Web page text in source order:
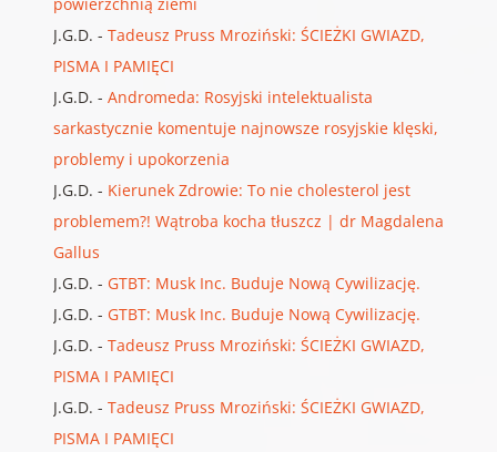
powierzchnią ziemi
J.G.D. - Tadeusz Pruss Mroziński: ŚCIEŻKI GWIAZD,
PISMA I PAMIĘCI
J.G.D. - Andromeda: Rosyjski intelektualista
sarkastycznie komentuje najnowsze rosyjskie klęski,
problemy i upokorzenia
J.G.D. - Kierunek Zdrowie: To nie cholesterol jest
problemem?! Wątroba kocha tłuszcz | dr Magdalena
Gallus
J.G.D. - GTBT: Musk Inc. Buduje Nową Cywilizację.
J.G.D. - GTBT: Musk Inc. Buduje Nową Cywilizację.
J.G.D. - Tadeusz Pruss Mroziński: ŚCIEŻKI GWIAZD,
PISMA I PAMIĘCI
J.G.D. - Tadeusz Pruss Mroziński: ŚCIEŻKI GWIAZD,
PISMA I PAMIĘCI